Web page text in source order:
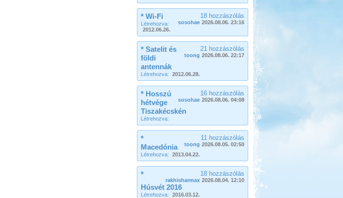
18 hozzászólás
sosohae 2026.08.06. 23:16
* Wi-Fi
Létrehozva:
2012.06.26.
21 hozzászólás
toong 2026.08.06. 22:17
* Satelit és
földi
antennák
Létrehozva: 2012.06.28.
16 hozzászólás
sosohae 2026.08.06. 04:08
* Hosszú
hétvége
Tiszakécskén
Létrehozva:
11 hozzászólás
toong 2026.08.05. 02:50
*
Macedónia
Létrehozva: 2013.04.22.
18 hozzászólás
rakhisharmax 2026.08.04. 12:10
*
Húsvét 2016
Létrehozva: 2016.03.12.